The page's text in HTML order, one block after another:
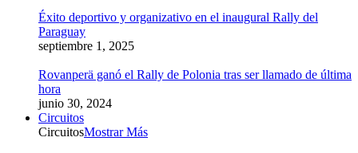
Éxito deportivo y organizativo en el inaugural Rally del
Paraguay
septiembre 1, 2025
Rovanperä ganó el Rally de Polonia tras ser llamado de última
hora
junio 30, 2024
Circuitos
CircuitosMostrar Más